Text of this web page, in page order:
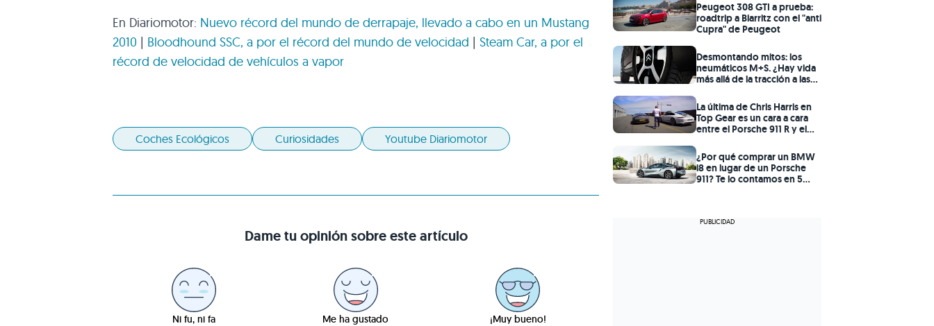
En Diariomotor: Nuevo récord del mundo de derrapaje, llevado a cabo en un Mustang
2010 | Bloodhound SSC, a por el récord del mundo de velocidad | Steam Car, a por el
récord de velocidad de vehículos a vapor
Coches Ecológicos Curiosidades Youtube Diariomotor
Dame tu opinión sobre este artículo
Ni fu, ni fa Me ha gustado ¡Muy bueno!
Peugeot 308 GTI a prueba:
roadtrip a Biarritz con el "anti
Cupra" de Peugeot
Desmontando mitos: los
neumáticos M+S. ¿Hay vida
más allá de la tracción a las
La última de Chris Harris en
Top Gear es un cara a cara
entre el Porsche 911 R y el
¿Por qué comprar un BMW
i8 en lugar de un Porsche
911? Te lo contamos en 5